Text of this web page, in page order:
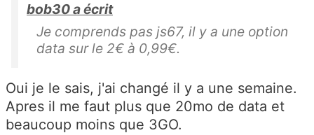
bob30 a écrit
Je comprends pas js67, il y a une option
data sur le 2€ à 0,99€.
Oui je le sais, j'ai changé il y a une semaine.
Apres il me faut plus que 20mo de data et
beaucoup moins que 3GO.